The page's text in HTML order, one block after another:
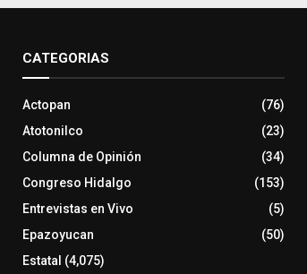
CATEGORIAS
Actopan
(76)
Atotonilco
(23)
Columna de Opinión
(34)
Congreso Hidalgo
(153)
Entrevistas en Vivo
(5)
Epazoyucan
(50)
Estatal (4,075)